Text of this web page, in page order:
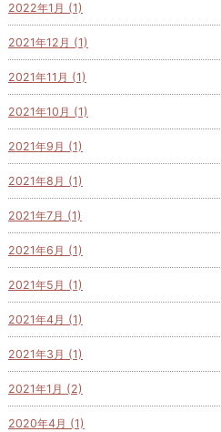
2022年1月 (1)
2021年12月 (1)
2021年11月 (1)
2021年10月 (1)
2021年9月 (1)
2021年8月 (1)
2021年7月 (1)
2021年6月 (1)
2021年5月 (1)
2021年4月 (1)
2021年3月 (1)
2021年1月 (2)
2020年4月 (1)